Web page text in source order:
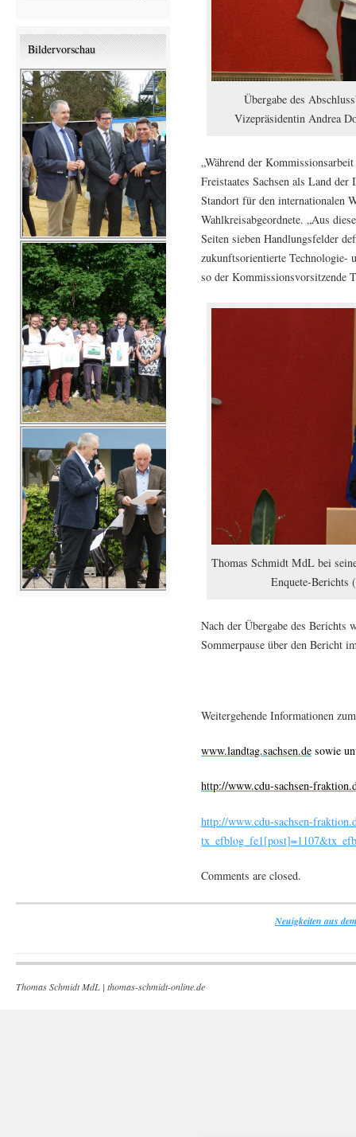
Übergabe des
Vizepräsidentin Andrea
„Während der
Freistaates Sachsen als Land
Standort für den internationalen
Wahlkreisabgeordnete. „Aus
Seiten sieben Handlungsfelder
zukunftsorientierte Technologie-
so der Kommissionsvorsitzende
Thomas Schmidt MdL bei
Enquete-Berichts
Nach der Übergabe des Berichts
Sommerpause über den Bericht
Weitergehende Informationen
www.landtag.sachsen.de sowie
http://www.cdu-sachsen-
http://www.cdu-sachsen-
Comments are closed.
Bildervorschau
Neuigkeiten aus
Thomas Schmidt MdL | thomas-schmidt-online.de